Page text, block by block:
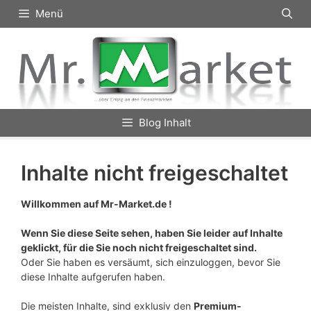
Inhalt
Menü
Blog Inhalt
Inhalte nicht freigeschaltet
Willkommen auf Mr-Market.de !
Wenn Sie diese Seite sehen, haben Sie leider auf Inhalte
geklickt, für die Sie noch nicht freigeschaltet sind.
Oder Sie haben es versäumt, sich einzuloggen, bevor Sie
diese Inhalte aufgerufen haben.
Die meisten Inhalte, sind exklusiv den Premium-